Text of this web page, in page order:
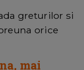
greturilor si
orice
mai